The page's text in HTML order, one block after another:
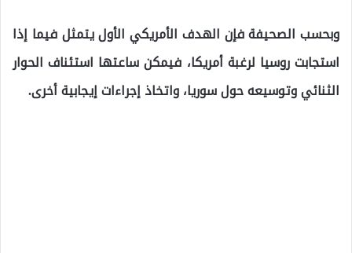
وبحسب الصحيفة فإن الهدف الأمريكي الأول يتمثل فيما إذا
استجابت روسيا لرغبة أمريكا، فيمكن ساعتها استئناف الحوار
الثنائي وتوسيعه حول سوريا، واتخاذ إجراءات إيجابية أخرى.